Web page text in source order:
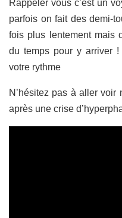
Rappeler vous c’est un
parfois on fait des demi-
fois plus lentement mais
du temps pour y arriver
votre rythme
N’hésitez pas à aller
après une crise